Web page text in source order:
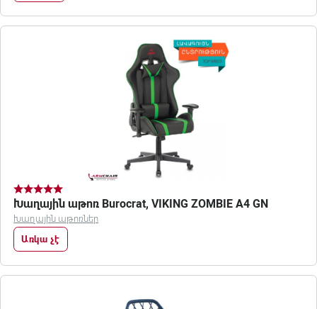
Խաղային աթոռ Burocrat, VIKING ZOMBIE A4 GN
Խաղային աթոռներ
Առկա չէ